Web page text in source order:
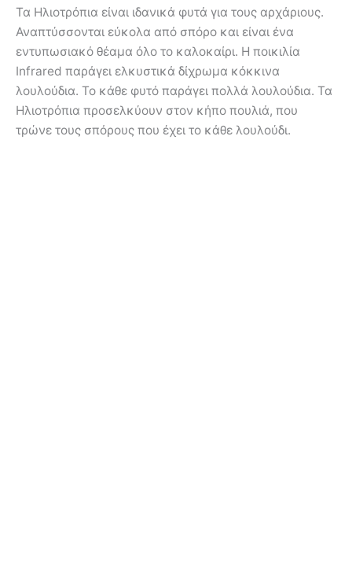
Τα Ηλιοτρόπια είναι ιδανικά φυτά για τους αρχάριους.
Αναπτύσσονται εύκολα από σπόρο και είναι ένα
εντυπωσιακό θέαμα όλο το καλοκαίρι. Η ποικιλία
Infrared παράγει ελκυστικά δίχρωμα κόκκινα
λουλούδια. Το κάθε φυτό παράγει πολλά λουλούδια. Τα
Ηλιοτρόπια προσελκύουν στον κήπο πουλιά, που
τρώνε τους σπόρους που έχει το κάθε λουλούδι.